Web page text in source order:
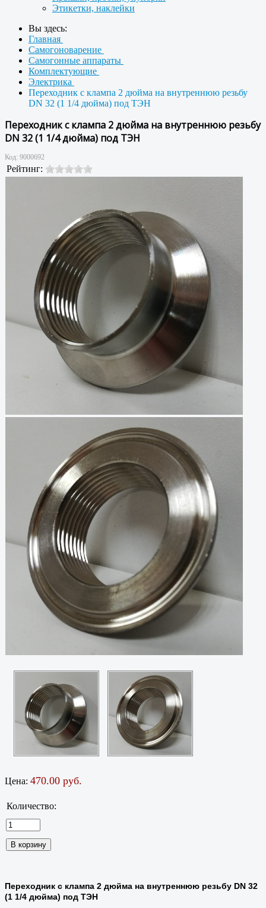
Этикетки, наклейки
Вы здесь:
Главная
Самогоноварение
Самогонные аппараты
Комплектующие
Электрика
Переходник с клампа 2 дюйма на внутреннюю резьбу
DN 32 (1 1/4 дюйма) под ТЭН
Переходник с клампа 2 дюйма на внутреннюю резьбу
DN 32 (1 1/4 дюйма) под ТЭН
Код: 9000692
Рейтинг:
Цена: 470.00 руб.
Количество:
Переходник с клампа 2 дюйма на внутреннюю резьбу DN 32
(1 1/4 дюйма) под ТЭН